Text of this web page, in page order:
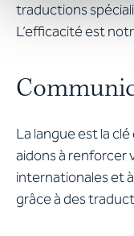
traductions
L’efficacité est
La langue est la
aidons à renforcer
internationales et
grâce à des